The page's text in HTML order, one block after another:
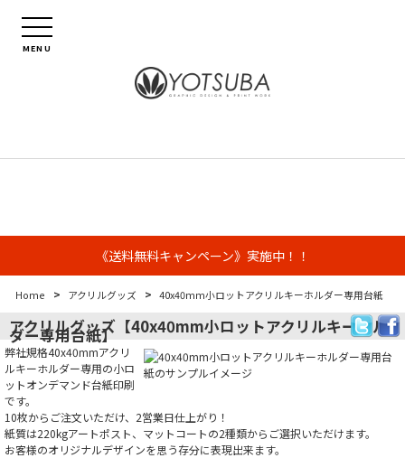
MENU
《送料無料キャンペーン》実施中！！
Home > アクリルグッズ > 40x40mm小ロットアクリルキーホルダー専用台紙
アクリルグッズ【40x40mm小ロットアクリルキーホル
ダー専用台紙】
弊社規格40x40mmアクリ
ルキーホルダー専用の小ロ
ットオンデマンド台紙印刷
です。
10枚からご注文いただけ、2営業日仕上がり！
紙質は220kgアートポスト、マットコートの2種類からご選択いただけます。
お客様のオリジナルデザインを思う存分に表現出来ます。